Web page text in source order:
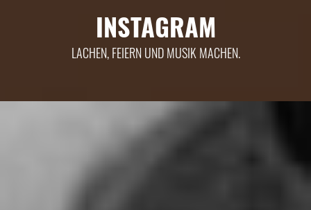
INSTAGRAM
LACHEN, FEIERN UND MUSIK MACHEN.